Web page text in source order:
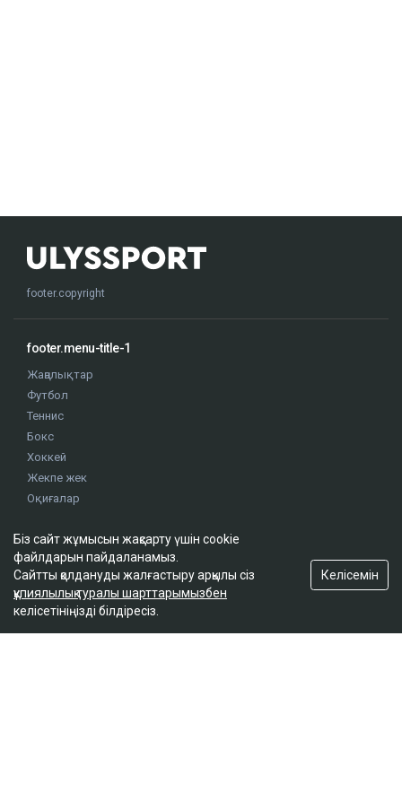
footer.copyright
footer.menu-title-1
Жаңалықтар
Футбол
Теннис
Бокс
Хоккей
Жекпе жек
Оқиғалар
footer.menu-title-2
О проекте
Правила сайта
Реклама на сайте
Біз сайт жұмысын жақсарту үшін cookie
файлдарын пайдаланамыз.
Сайтты қолдануды жалғастыру арқылы сіз
құпиялылық туралы шарттарымызбен
келісетініңізді білдіресіз.
Келісемін